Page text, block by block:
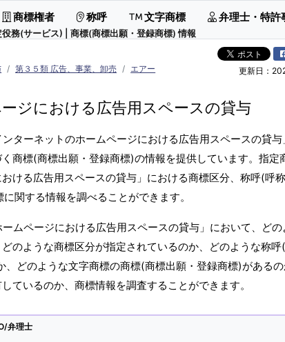
務(サービス) | 商標(商標出願・登録商標) 情報
商標権者 称呼 文字商標 弁理士・特許
第３５類 広告、事業、卸売
エアー
更新日：
ジにおける広告用スペースの貸与
ターネットのホームページにおける広告用スペースの貸与
商標(商標出願・登録商標)の情報を提供しています。指定
ける広告用スペースの貸与」における商標区分、称呼(呼
関する情報を調べることができます。
ムページにおける広告用スペースの貸与」において、どの
のような商標区分が指定されているのか、どのような称呼
どのような文字商標の商標(商標出願・登録商標)がある
ているのか、商標情報を調査することができます。
弁理士